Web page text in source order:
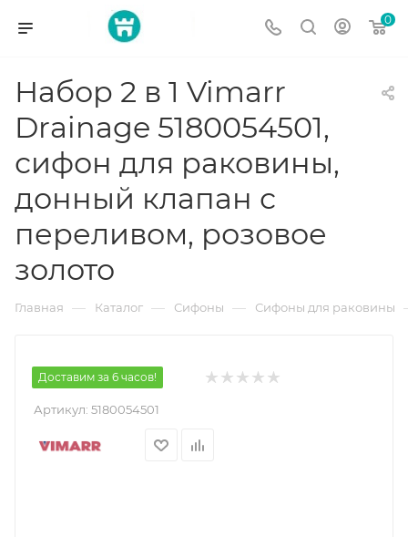
0
Набор 2 в 1 Vimarr
Drainage 5180054501,
сифон для раковины,
донный клапан с
переливом, розовое
золото
Главная — Каталог — Сифоны — Сифоны для раковины
Доставим за 6 часов!
Артикул: 5180054501